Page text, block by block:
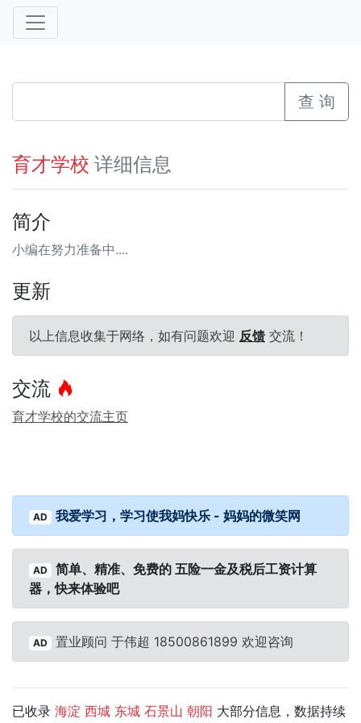
查 询
育才学校 详细信息
简介
小编在努力准备中....
更新
以上信息收集于网络，如有问题欢迎 反馈 交流！
交流
育才学校的交流主页
AD 我爱学习，学习使我妈快乐 - 妈妈的微笑网
AD
简单、精准、免费的 五险一金及税后工资计算
器，快来体验吧
AD 置业顾问 于伟超 18500861899 欢迎咨询
已收录 海淀 西城 东城 石景山 朝阳 大部分信息，数据持续